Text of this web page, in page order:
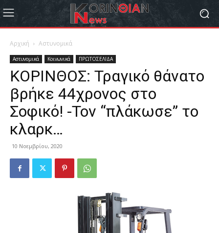
Αρχική Αστυνομικά
Αστυνομικά Κοινωνικά ΠΡΩΤΟΣΕΛΙΔΑ
ΚΟΡΙΝΘΟΣ: Τραγικό θάνατο
βρήκε 44χρονος στο
Σοφικό! -Τον “πλάκωσε” το
κλαρκ…
10 Νοεμβρίου, 2020